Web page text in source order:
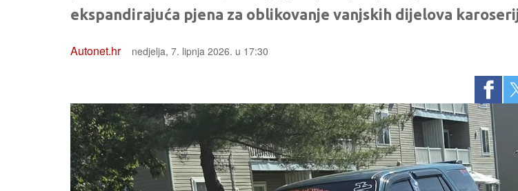
ekspandirajuća pjena za oblikovanje vanjskih dijelova
Autonet.hr nedjelja, 7. lipnja 2026. u 17:30